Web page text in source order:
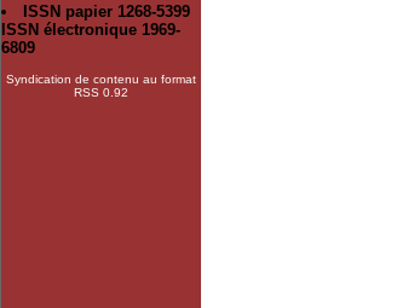
ISSN papier 1268-5399
ISSN électronique 1969-
6809
Syndication de contenu au format
RSS 0.92